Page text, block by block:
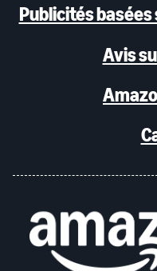
Publicités
Avis